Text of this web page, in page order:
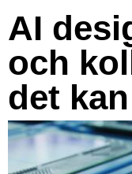
AI
och
det